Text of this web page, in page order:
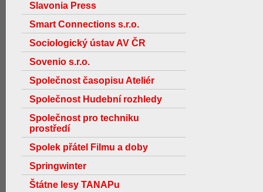
Slavonia Press
Smart Connections s.r.o.
Sociologický ústav AV ČR
Sovenio s.r.o.
Společnost časopisu Ateliér
Společnost Hudební rozhledy
Společnost pro techniku
prostředí
Spolek přátel Filmu a doby
Springwinter
Štátne lesy TANAPu